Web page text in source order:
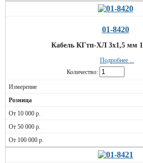
01-8420
Кабель КГтп-ХЛ 3х1,5 мм
Подробнее ...
Количество: